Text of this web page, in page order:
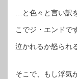
…と色々と言い訳
こでジ・エンドで
泣かれるか怒られ
そこで、もし浮気